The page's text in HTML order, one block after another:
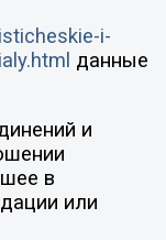
i-
данные
и
в
или